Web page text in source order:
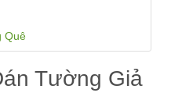
Quê
Tường Giả